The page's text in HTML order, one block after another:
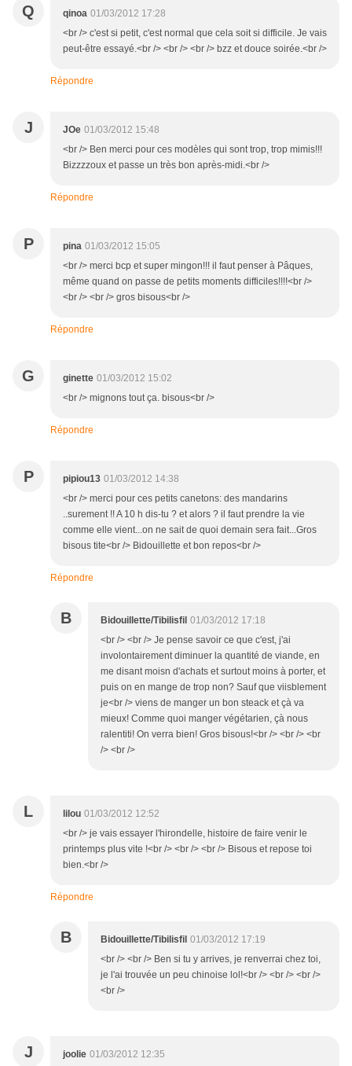
Q qinoa 01/03/2012 17:28
<br /> c'est si petit, c'est normal que cela soit si difficile. Je vais
peut-être essayé.<br /> <br /> <br /> bzz et douce soirée.<br />
Répondre
J JOe 01/03/2012 15:48
<br /> Ben merci pour ces modèles qui sont trop, trop mimis!!!
Bizzzzoux et passe un très bon après-midi.<br />
Répondre
P pina 01/03/2012 15:05
<br /> merci bcp et super mingon!!! il faut penser à Pâques,
même quand on passe de petits moments difficiles!!!!<br />
<br /> <br /> gros bisous<br />
Répondre
G ginette 01/03/2012 15:02
<br /> mignons tout ça. bisous<br />
Répondre
P pipiou13 01/03/2012 14:38
<br /> merci pour ces petits canetons: des mandarins
..surement !! A 10 h dis-tu ? et alors ? il faut prendre la vie
comme elle vient...on ne sait de quoi demain sera fait...Gros
bisous tite<br /> Bidouillette et bon repos<br />
Répondre
B Bidouillette/Tibilisfil 01/03/2012 17:18
<br /> <br /> Je pense savoir ce que c'est, j'ai
involontairement diminuer la quantité de viande, en
me disant moisn d'achats et surtout moins à porter, et
puis on en mange de trop non? Sauf que viisblement
je<br /> viens de manger un bon steack et çà va
mieux! Comme quoi manger végétarien, çà nous
ralentiti! On verra bien! Gros bisous!<br /> <br /> <br
/> <br />
L lilou 01/03/2012 12:52
<br /> je vais essayer l'hirondelle, histoire de faire venir le
printemps plus vite !<br /> <br /> <br /> Bisous et repose toi
bien.<br />
Répondre
B Bidouillette/Tibilisfil 01/03/2012 17:19
<br /> <br /> Ben si tu y arrives, je renverrai chez toi,
je l'ai trouvée un peu chinoise lol!<br /> <br /> <br />
<br />
J joolie 01/03/2012 12:35